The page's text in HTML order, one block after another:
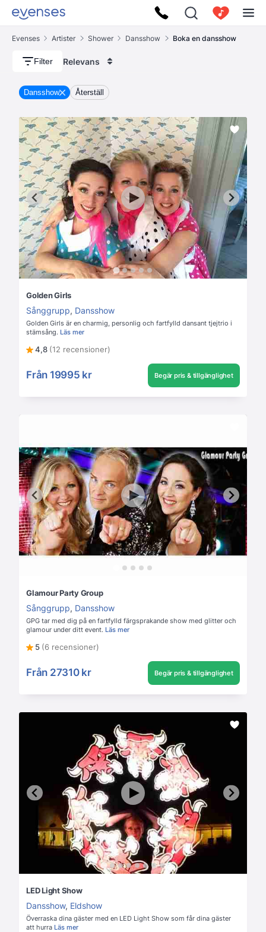
Evenses Artister Shower Dansshow Boka en dansshow
Filter Relevans
Dansshow Återställ
Golden Girls
Sånggrupp, Dansshow
Golden Girls är en charmig, personlig och fartfylld dansant tjejtrio i
stämsång. Läs mer
4,8 (12 recensioner)
Från 19995 kr Begär pris & tillgänglighet
Glamour Party Group
Sånggrupp, Dansshow
GPG tar med dig på en fartfylld färgsprakande show med glitter och
glamour under ditt event. Läs mer
5 (6 recensioner)
Från 27310 kr Begär pris & tillgänglighet
LED Light Show
Dansshow, Eldshow
Överraska dina gäster med en LED Light Show som får dina gäster
att hurra Läs mer